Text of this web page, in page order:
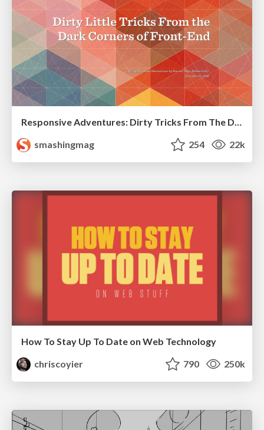
smashingmag
254 22k
How To Stay Up To Date on Web Technology
chriscoyier
790 250k